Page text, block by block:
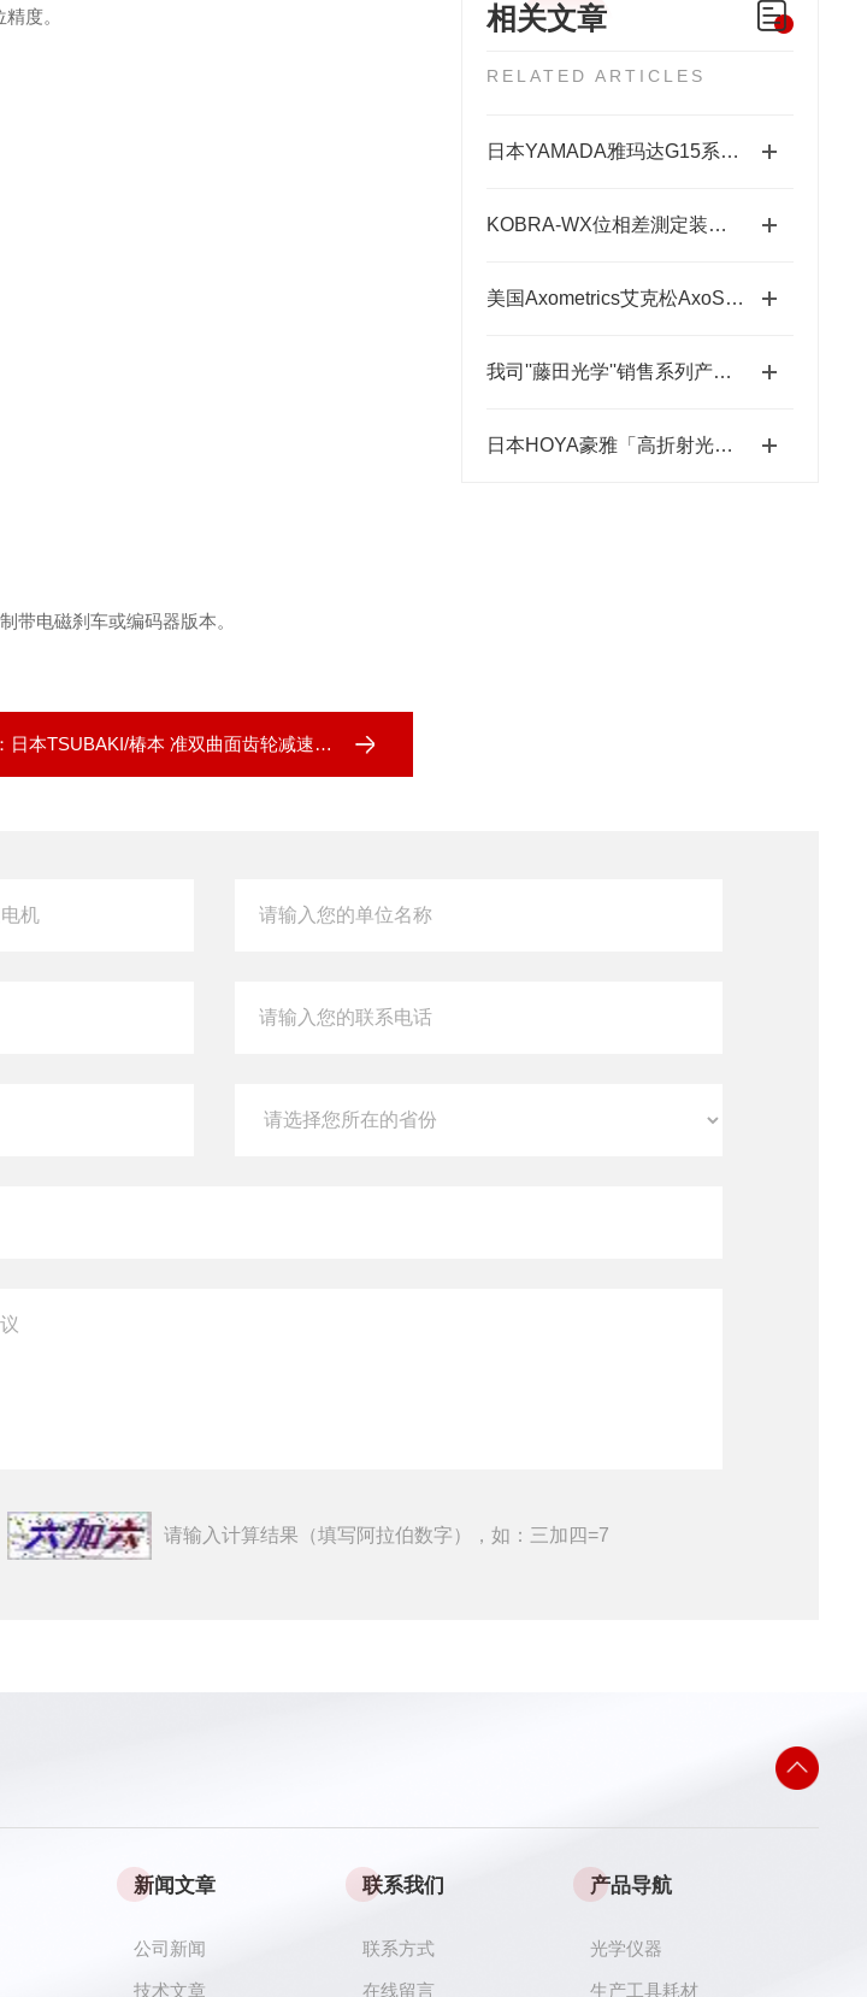
相关文章
RELATED ARTICLES
日本YAMADA雅玛达G15系列超耐腐智能气动隔膜泵四川代理店
KOBRA-WX位相差測定装置：高精度光学相位测量的关键技术解析
美国Axometrics艾克松AxoScan穆勒矩阵/旋光仪
我司''藤田光学''销售系列产品成为日本MUSASHI武蔵新的代理店
日本HOYA豪雅「高折射光学引擎」—2.0超高清折射率-总代理藤田光学
度。
带电磁刹车或编码器版本。
日本TSUBAKI/椿本 准双曲面齿轮减速头 HMTK
请输入计算结果（填写阿拉伯数字），如：三加四=7
新闻文章
公司新闻
技术文章
联系我们
联系方式
在线留言
产品导航
光学仪器
生产工具耗材